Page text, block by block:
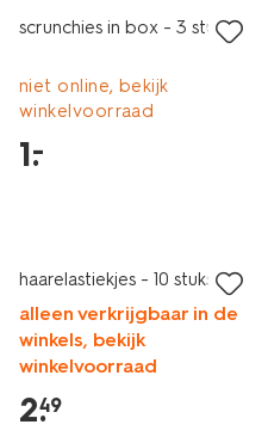
scrunchies in box - 3 stuks
niet online, bekijk
winkelvoorraad
1.
–
haarelastiekjes - 10 stuks
alleen verkrijgbaar in de
winkels, bekijk
winkelvoorraad
2.
49